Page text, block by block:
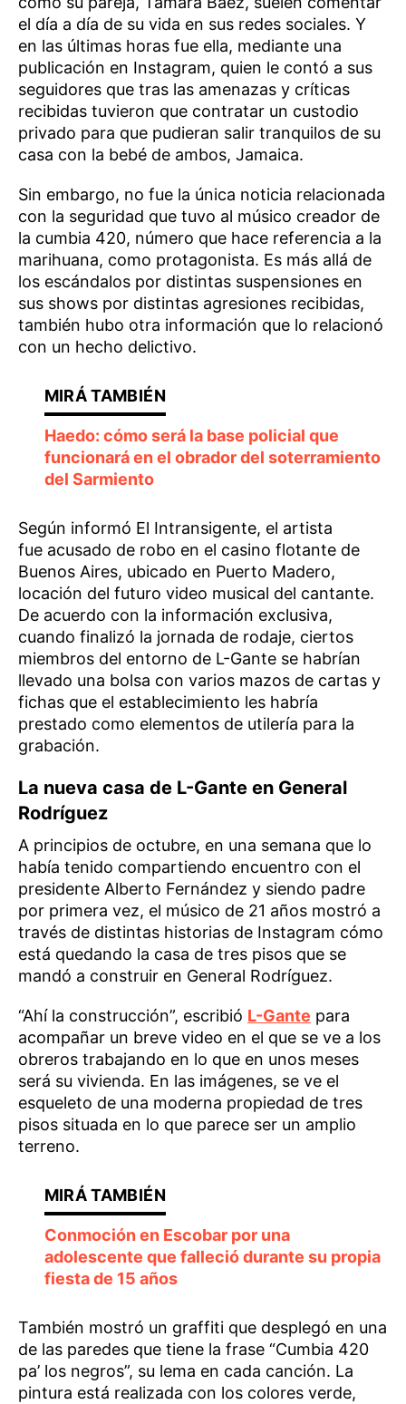
el día a día de su vida en sus redes sociales. Y
en las últimas horas fue ella, mediante una
publicación en Instagram, quien le contó a sus
seguidores que tras las amenazas y críticas
recibidas tuvieron que contratar un custodio
privado para que pudieran salir tranquilos de su
casa con la bebé de ambos, Jamaica.
Sin embargo, no fue la única noticia relacionada
con la seguridad que tuvo al músico creador de
la cumbia 420, número que hace referencia a la
marihuana, como protagonista. Es más allá de
los escándalos por distintas suspensiones en
sus shows por distintas agresiones recibidas,
también hubo otra información que lo relacionó
con un hecho delictivo.
Haedo: cómo será la base policial que
funcionará en el obrador del soterramiento
del Sarmiento
Según informó El Intransigente, el artista
fue acusado de robo en el casino flotante de
Buenos Aires, ubicado en Puerto Madero,
locación del futuro video musical del cantante.
De acuerdo con la información exclusiva,
cuando finalizó la jornada de rodaje, ciertos
miembros del entorno de L-Gante se habrían
llevado una bolsa con varios mazos de cartas y
fichas que el establecimiento les habría
prestado como elementos de utilería para la
grabación.
La nueva casa de L-Gante en General
Rodríguez
A principios de octubre, en una semana que lo
había tenido compartiendo encuentro con el
presidente Alberto Fernández y siendo padre
por primera vez, el músico de 21 años mostró a
través de distintas historias de Instagram cómo
está quedando la casa de tres pisos que se
mandó a construir en General Rodríguez.
“Ahí la construcción”, escribió L-Gante para
acompañar un breve video en el que se ve a los
obreros trabajando en lo que en unos meses
será su vivienda. En las imágenes, se ve el
esqueleto de una moderna propiedad de tres
pisos situada en lo que parece ser un amplio
terreno.
Conmoción en Escobar por una
adolescente que falleció durante su propia
fiesta de 15 años
También mostró un graffiti que desplegó en una
de las paredes que tiene la frase “Cumbia 420
pa’ los negros”, su lema en cada canción. La
pintura está realizada con los colores verde,